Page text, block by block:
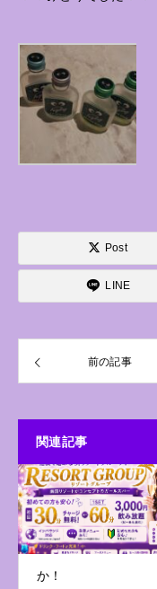
Post
LINE
前の記事
関連記事
か！